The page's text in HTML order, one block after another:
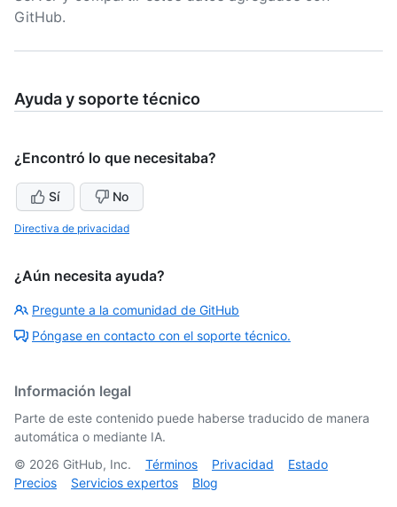
GitHub.
Ayuda y soporte técnico
¿Encontró lo que necesitaba?
Sí No
Directiva de privacidad
¿Aún necesita ayuda?
Pregunte a la comunidad de GitHub
Póngase en contacto con el soporte técnico.
Información legal
Parte de este contenido puede haberse traducido de manera
automática o mediante IA.
© 2026 GitHub, Inc. Términos Privacidad
Estado
Precios
Servicios expertos Blog